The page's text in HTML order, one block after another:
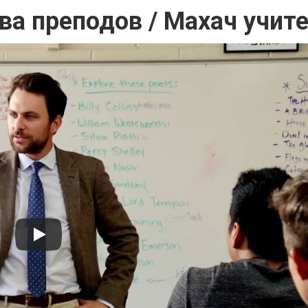
преподов / Махач